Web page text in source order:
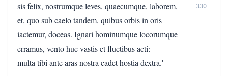
sis felix, nostrumque leves, quaecumque, laborem,
330
et, quo sub caelo tandem, quibus orbis in oris
iactemur, doceas. Ignari hominumque locorumque
erramus, vento huc vastis et fluctibus acti:
multa tibi ante aras nostra cadet hostia dextra.'